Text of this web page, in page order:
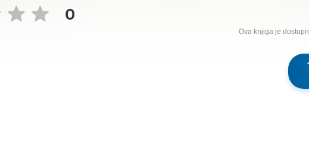
0
Ova knjiga je